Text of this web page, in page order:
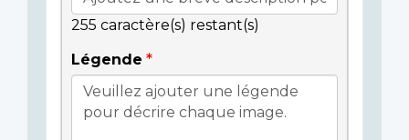
255 caractère(s) restant(s)
Légende